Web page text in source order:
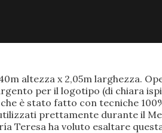
altezza x 2,05m larghezza.
per il logotipo (di chiara
è stato fatto con tecniche
prettamente durante il
Teresa ha voluto esaltare